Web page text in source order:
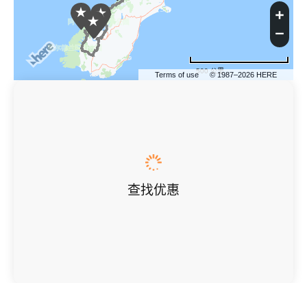
Terms of use © 1987–2026 HERE
500 公里
查找优惠